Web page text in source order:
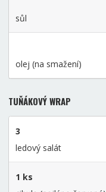
sůl
olej (na smažení)
TUŇÁKOVÝ WRAP
3
ledový salát
1 ks